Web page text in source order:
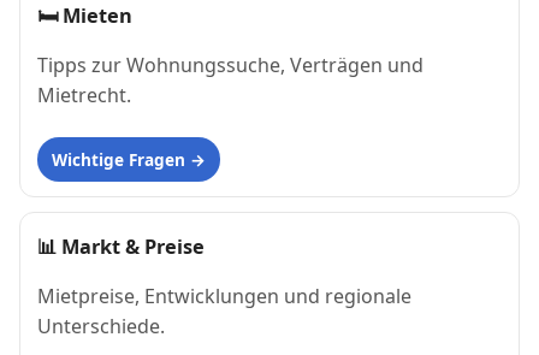
🛏Mieten
Tipps zur Wohnungssuche, Verträgen und
Mietrecht.
Wichtige Fragen
📊 Markt & Preise
Mietpreise, Entwicklungen und regionale
Unterschiede.